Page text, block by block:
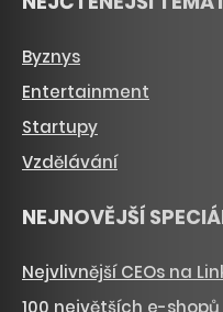
Byznys
Entertainment
Startupy
Vzdělávání
NEJNOVĚJŠÍ
Nejvlivnější CEOs na
100 největších e-shopů